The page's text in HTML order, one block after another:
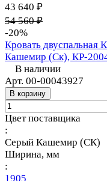
43 640 ₽
54 560 ₽
-20%
Кровать двуспальная
Кашемир (Ск), КР-
В наличии
Арт. 00-00043927
В корзину
Цвет поставщика
:
Серый Кашемир (СК)
Ширина, мм
:
1905